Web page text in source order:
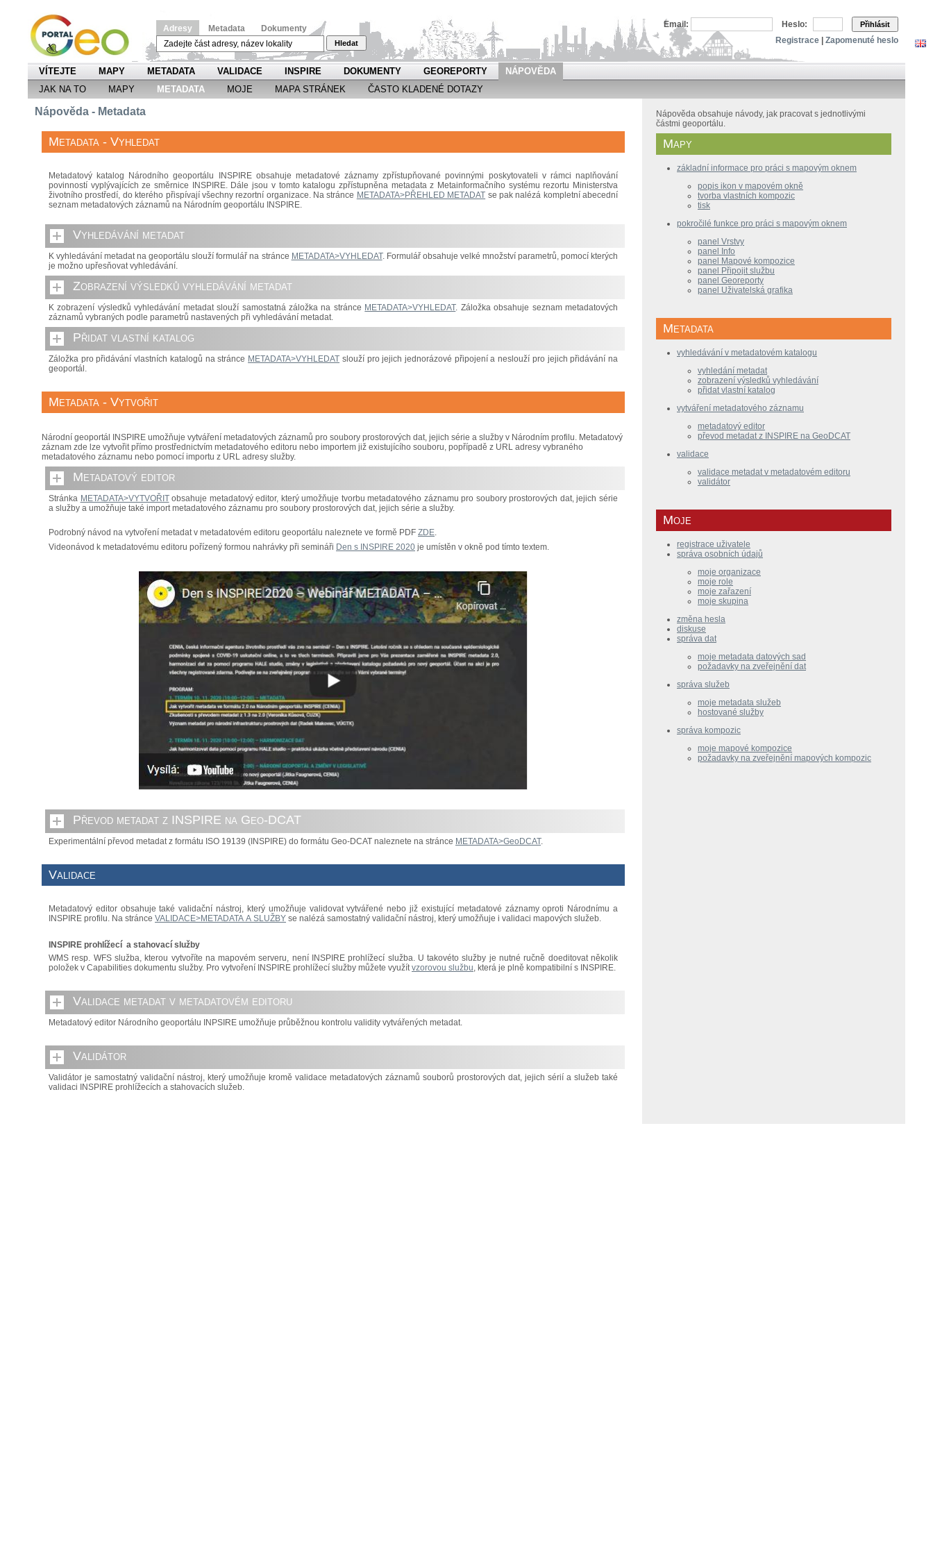
Adresy Metadata Dokumenty
Hledat
Email: Heslo: Přihlásit
Registrace Zapomenuté heslo
VÍTEJTE MAPY METADATA VALIDACE INSPIRE DOKUMENTY GEOREPORTY
NÁPOVĚDA
JAK NA TO
MAPY METADATA MOJE MAPA STRÁNEK ČASTO KLADENÉ DOTAZY
Nápověda - Metadata
Metadata - Vyhledat
Metadatový katalog Národního geoportálu INSPIRE obsahuje metadatové záznamy zpřístupňované povinnými poskytovateli v rámci naplňování
povinností vyplývajících ze směrnice INSPIRE. Dále jsou v tomto katalogu zpřístupněna metadata z Metainformačního systému rezortu Ministerstva
životního prostředí, do kterého přispívají všechny rezortní organizace. Na stránce METADATA>PŘEHLED METADAT se pak nalézá kompletní abecední
seznam metadatových záznamů na Národním geoportálu INSPIRE.
Vyhledávání metadat
K vyhledávání metadat na geoportálu slouží formulář na stránce METADATA>VYHLEDAT. Formulář obsahuje velké množství parametrů, pomocí kterých
je možno upřesňovat vyhledávání.
Zobrazení výsledků vyhledávání metadat
K zobrazení výsledků vyhledávání metadat slouží samostatná záložka na stránce METADATA>VYHLEDAT. Záložka obsahuje seznam metadatových
záznamů vybraných podle parametrů nastavených při vyhledávání metadat.
Přidat vlastní katalog
Záložka pro přidávání vlastních katalogů na stránce METADATA>VYHLEDAT slouží pro jejich jednorázové připojení a neslouží pro jejich přidávání na
geoportál.
Metadata - Vytvořit
Národní geoportál INSPIRE umožňuje vytváření metadatových záznamů pro soubory prostorových dat, jejich série a služby v Národním profilu. Metadatový
záznam zde lze vytvořit přímo prostřednictvím metadatového editoru nebo importem již existujícího souboru, popřípadě z URL adresy vybraného
metadatového záznamu nebo pomocí importu z URL adresy služby.
Metadatový editor
Stránka METADATA>VYTVOŘITobsahuje metadatový editor, který umožňuje tvorbu metadatového záznamu pro soubory prostorových dat, jejich série
a služby a umožňuje také import metadatového záznamu pro soubory prostorových dat, jejich série a služby.
Podrobný návod na vytvoření metadat v metadatovém editoru geoportálu naleznete ve formě PDF ZDE.
Videonávod k metadatovému editoru pořízený formou nahrávky při semináři Den s INSPIRE 2020 je umístěn v okně pod tímto textem.
Převod metadat z INSPIRE na Geo-DCAT
Experimentální převod metadat z formátu ISO 19139 (INSPIRE) do formátu Geo-DCAT naleznete na stránce METADATA>GeoDCAT.
Validace
Metadatový editor obsahuje také validační nástroj, který umožňuje validovat vytvářené nebo již existující metadatové záznamy oproti Národnímu a
INSPIRE profilu. Na stránce VALIDACE>METADATA A SLUŽBY se nalézá samostatný validační nástroj, který umožňuje i validaci mapových služeb.
INSPIRE prohlížecí a stahovací služby
WMS resp. WFS služba, kterou vytvoříte na mapovém serveru, není INSPIRE prohlížecí služba. U takovéto služby je nutné ručně doeditovat několik
položek v Capabilities dokumentu služby. Pro vytvoření INSPIRE prohlížecí služby můžete využítvzorovou službu, která je plně kompatibilní s INSPIRE.
Validace metadat v metadatovém editoru
Metadatový editor Národního geoportálu INPSIRE umožňuje průběžnou kontrolu validity vytvářených metadat.
Validátor
Validátor je samostatný validační nástroj, který umožňuje kromě validace metadatových záznamů souborů prostorových dat, jejich sérií a služeb také
validaci INSPIRE prohlížecích a stahovacích služeb.
Nápověda obsahuje návody, jak pracovat s jednotlivými
částmi geoportálu.
Mapy
základní informace pro práci s mapovým oknem
popis ikon v mapovém okně
tvorba vlastních kompozic
tisk
pokročilé funkce pro práci s mapovým oknem
panel Vrstvy
panel Info
panel Mapové kompozice
panel Připojit službu
panel Georeporty
panel Uživatelská grafika
Metadata
vyhledávání v metadatovém katalogu
vyhledání metadat
zobrazení výsledků vyhledávání
přidat vlastní katalog
vytváření metadatového záznamu
metadatový editor
převod metadat z INSPIRE na GeoDCAT
validace
validace metadat v metadatovém editoru
validátor
Moje
registrace uživatele
správa osobních údajů
moje organizace
moje role
moje zařazení
moje skupina
změna hesla
diskuse
správa dat
moje metadata datových sad
požadavky na zveřejnění dat
správa služeb
moje metadata služeb
hostované služby
správa kompozic
moje mapové kompozice
požadavky na zveřejnění mapových kompozic